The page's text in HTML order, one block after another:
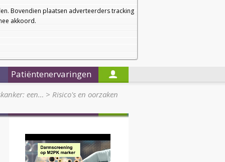
Bovendien plaatsen adverteerders tracking
akkoord.
a
a
Nieuwsbrief
Startpagina
Patiëntenervaringen
een… > Risico's en oorzaken